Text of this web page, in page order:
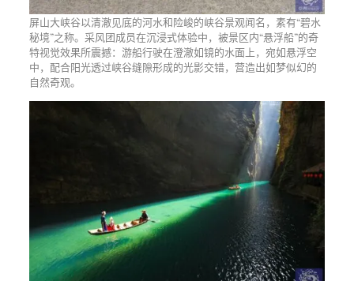
屏山大峡谷以清澈见底的河水和险峻的峡谷景观闻名，素有“碧水
秘境”之称。采风团成员在沉浸式体验中，被景区内“悬浮船”的奇
特视觉效果所震撼：游船行驶在澄澈如镜的水面上，宛如悬浮空
中，配合阳光透过峡谷缝隙形成的光影交错，营造出如梦似幻的
自然奇观。